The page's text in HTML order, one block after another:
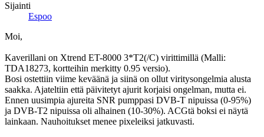
Sijainti
Espoo
Moi,
Kaverillani on Xtrend ET-8000 3*T2(/C) virittimillä (Malli:
TDA18273, kortteihin merkitty 0.95 versio).
Bosi ostettiin viime keväänä ja siinä on ollut viritysongelmia alusta
saakka. Ajateltiin että päivitetyt ajurit korjaisi ongelman, mutta ei.
Ennen uusimpia ajureita SNR pumppasi DVB-T nipuissa (0-95%)
ja DVB-T2 nipuissa oli alhainen (10-30%). ACGtä boksi ei näytä
lainkaan. Nauhoitukset menee pixeleiksi jatkuvasti.